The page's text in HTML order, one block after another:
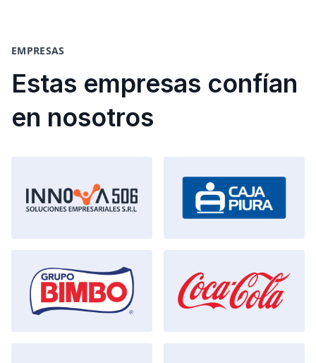
EMPRESAS
Estas empresas confían
en nosotros